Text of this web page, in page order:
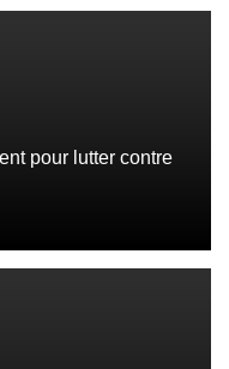
pour lutter contre